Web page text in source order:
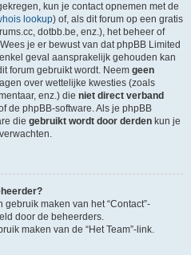
kun je contact opnemen met de
lookup) of, als dit forum op een gratis
dotbb.be, enz.), het beheer of
je er bewust van dat phpBB Limited
geval aansprakelijk gehouden kan
forum gebruikt wordt. Neem geen
over wettelijke kwesties (zoals
enz.) die niet direct verband
de phpBB-software. Als je phpBB
die gebruikt wordt door derden kun je
maken van het “Contact”-
door de beheerders.
maken van de “Het Team”-link.